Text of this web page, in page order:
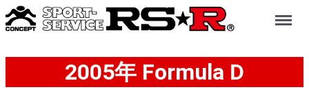
Menu
2005年 Formula D